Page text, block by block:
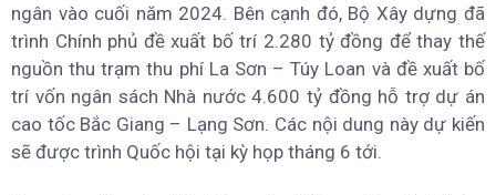
ngân vào cuối năm 2024. Bên cạnh đó, Bộ Xây dựng đã
trình Chính phủ đề xuất bố trí 2.280 tỷ đồng để thay thế
nguồn thu trạm thu phí La Sơn – Túy Loan và đề xuất bố
trí vốn ngân sách Nhà nước 4.600 tỷ đồng hỗ trợ dự án
cao tốc Bắc Giang – Lạng Sơn. Các nội dung này dự kiến
sẽ được trình Quốc hội tại kỳ họp tháng 6 tới.